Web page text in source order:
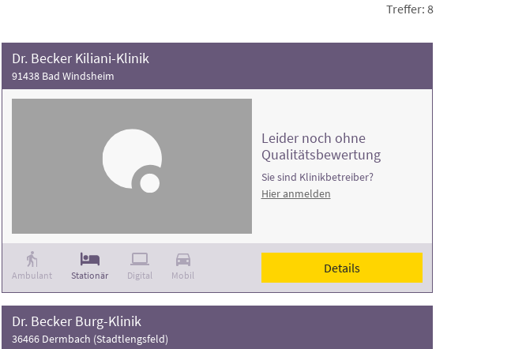
Treffer: 8
Dr. Becker Kiliani-Klinik
91438 Bad Windsheim
Ambulant Stationär Digital Mobil
Leider noch ohne
Qualitätsbewertung
Sie sind Klinikbetreiber?
Hier anmelden
Details
Dr. Becker Burg-Klinik
36466 Dermbach (Stadtlengsfeld)